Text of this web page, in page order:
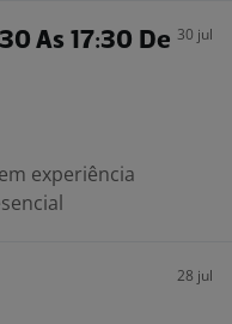
As 17:30 De 30 jul
experiência
28 jul